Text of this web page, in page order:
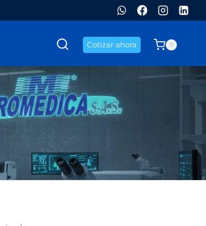
Cotizar ahora 0